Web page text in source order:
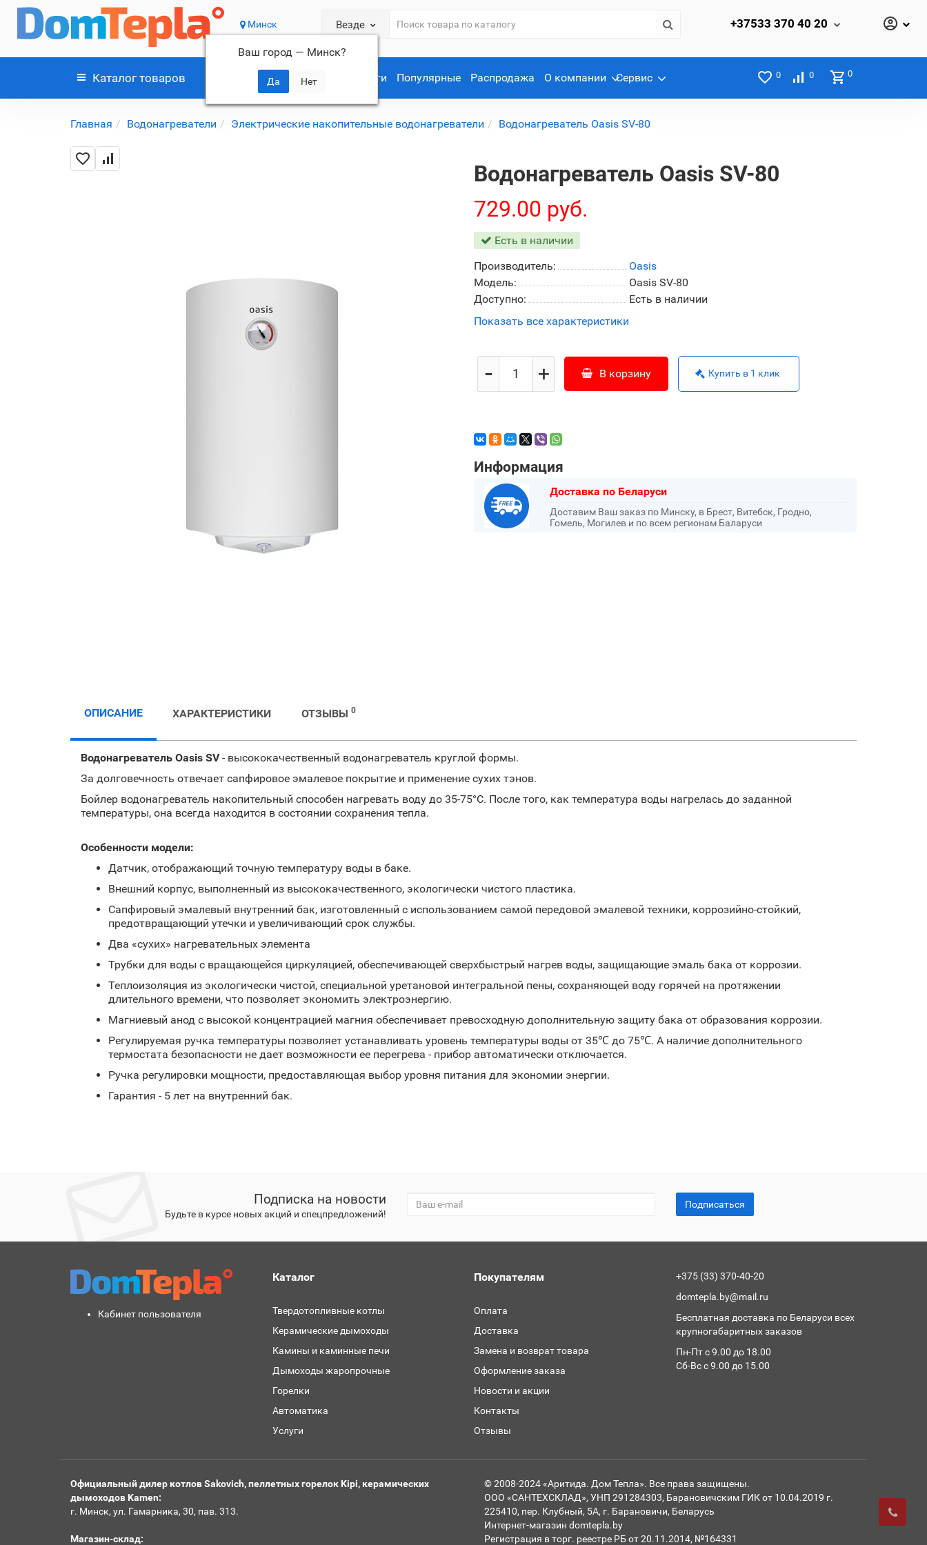
Минск
Ваш город — Минск?
Везде +37533 370 40 20
Каталог товаров Услуги Популярные Распродажа О компании Сервис 0 0 0
Главная Водонагреватели Электрические накопительные водонагреватели Водонагреватель Oasis SV-80
Водонагреватель Oasis SV-80
729.00 руб.
Есть в наличии
Производитель:
Oasis
Модель:
Oasis SV-80
Доступно:
Есть в наличии
Показать все характеристики
+
- В корзину Купить в 1 клик
Информация
Доставка по Беларуси
Доставим Ваш заказ по Минску, в Брест, Витебск, Гродно,
Гомель, Могилев и по всем регионам Баларуси
ОПИСАНИЕ ХАРАКТЕРИСТИКИ ОТЗЫВЫ 0
Водонагреватель Oasis SV- высококачественный водонагреватель круглой формы.
За долговечность отвечает сапфировое эмалевое покрытие и применение сухих тэнов.
Бойлер водонагреватель накопительный способен нагревать воду до 35-75°С. После того, как температура воды нагрелась до заданной
температуры, она всегда находится в состоянии сохранения тепла.
Особенности модели:
Датчик, отображающий точную температуру воды в баке.
Внешний корпус, выполненный из высококачественного, экологически чистого пластика.
Сапфировый эмалевый внутренний бак, изготовленный с использованием самой передовой эмалевой техники, коррозийно-стойкий,
предотвращающий утечки и увеличивающий срок службы.
Два «сухих» нагревательных элемента
Трубки для воды с вращающейся циркуляцией, обеспечивающей сверхбыстрый нагрев воды, защищающие эмаль бака от коррозии.
Теплоизоляция из экологически чистой, специальной уретановой интегральной пены, сохраняющей воду горячей на протяжении
длительного времени, что позволяет экономить электроэнергию.
Магниевый анод с высокой концентрацией магния обеспечивает превосходную дополнительную защиту бака от образования коррозии.
Регулируемая ручка температуры позволяет устанавливать уровень температуры воды от 35℃ до 75℃. А наличие дополнительного
термостата безопасности не дает возможности ее перегрева - прибор автоматически отключается.
Ручка регулировки мощности, предоставляющая выбор уровня питания для экономии энергии.
Гарантия - 5 лет на внутренний бак.
Подписка на новости
Будьте в курсе новых акций и спецпредложений!
Подписаться
Кабинет пользователя
Каталог
Твердотопливные котлы
Керамические дымоходы
Камины и каминные печи
Дымоходы жаропрочные
Горелки
Автоматика
Услуги
Покупателям
Оплата
Доставка
Замена и возврат товара
Оформление заказа
Новости и акции
Контакты
Отзывы
+375 (33) 370-40-20
domtepla.by@mail.ru
Бесплатная доставка по Беларуси всех
крупногабаритных заказов
Пн-Пт с 9.00 до 18.00
Сб-Вс с 9.00 до 15.00
Официальный дилер котлов Sakovich, пеллетных горелок Kipi, керамических
дымоходов Kamen:
г. Минск, ул. Гамарника, 30, пав. 313.
Магазин-склад:
© 2008-2024 «Аритида. Дом Тепла». Все права защищены.
ООО «САНТЕХСКЛАД», УНП 291284303, Барановичским ГИК от 10.04.2019 г.
225410, пер. Клубный, 5А, г. Барановичи, Беларусь
Интернет-магазин domtepla.by
Регистрация в торг. реестре РБ от 20.11.2014, №164331